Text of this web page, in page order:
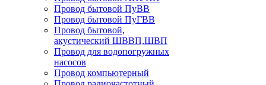
Провод бытовой ПуВВ
Провод бытовой ПуГВВ
Провод бытовой,
акустический ШВВП,ШВП
Провод для водопогружных
насосов
Провод компьютерный